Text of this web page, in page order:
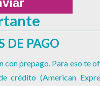
DE PAGO
con prepago. Para eso te
crédito (American